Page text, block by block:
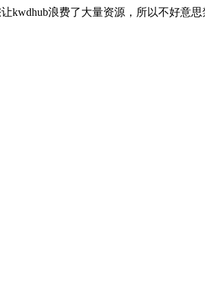
kwdhub浪费了大量资源，所以不好意